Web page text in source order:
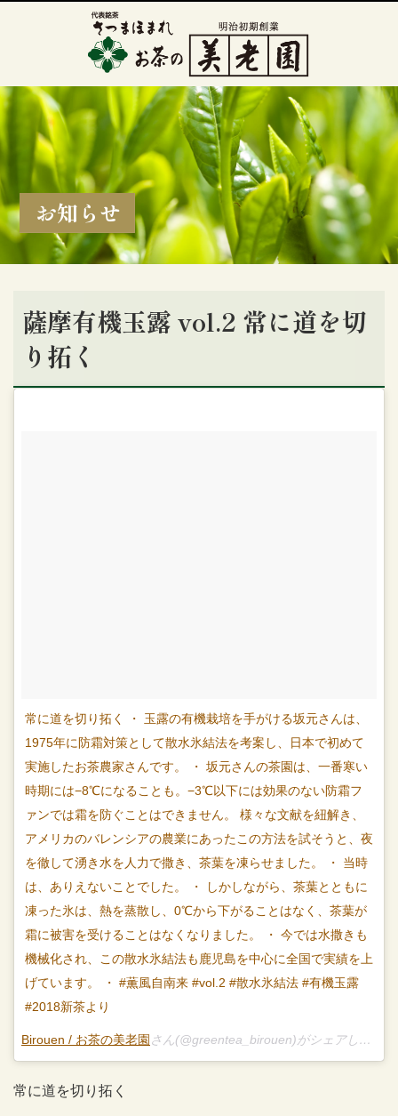
お知らせ
薩摩有機玉露 vol.2 常に道を切
り拓く
常に道を切り拓く ・ 玉露の有機栽培を手がける坂元さんは、
1975年に防霜対策として散水氷結法を考案し、日本で初めて
実施したお茶農家さんです。 ・ 坂元さんの茶園は、一番寒い
時期には−8℃になることも。−3℃以下には効果のない防霜フ
ァンでは霜を防ぐことはできません。 様々な文献を紐解き、
アメリカのバレンシアの農業にあったこの方法を試そうと、夜
を徹して湧き水を人力で撒き、茶葉を凍らせました。 ・ 当時
は、ありえないことでした。 ・ しかしながら、茶葉とともに
凍った氷は、熱を蒸散し、0℃から下がることはなく、茶葉が
霜に被害を受けることはなくなりました。 ・ 今では水撒きも
機械化され、この散水氷結法も鹿児島を中心に全国で実績を上
げています。 ・ #薫風自南来 #vol.2 #散水氷結法 #有機玉露
#2018新茶より
Birouen / お茶の美老園 さん(@greentea_birouen)がシェアした投稿 – 3月 5, 2018 at 4:21午前 PST
常に道を切り拓く